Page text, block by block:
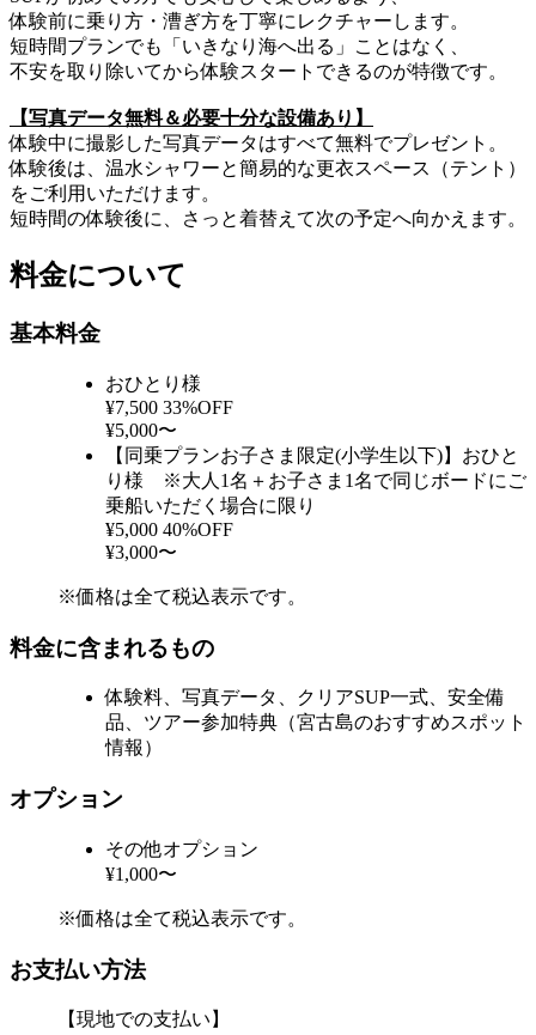
体験前に乗り方・漕ぎ方を丁寧にレクチャーします。
短時間プランでも「いきなり海へ出る」ことはなく、
不安を取り除いてから体験スタートできるのが特徴です。
【写真データ無料＆必要十分な設備あり】
体験中に撮影した写真データはすべて無料でプレゼント。
体験後は、温水シャワーと簡易的な更衣スペース（テント）
をご利用いただけます。
短時間の体験後に、さっと着替えて次の予定へ向かえます。
料金について
基本料金
おひとり様
¥7,500 33%OFF
¥5,000〜
【同乗プランお子さま限定(小学生以下)】おひと
り様 ※大人1名＋お子さま1名で同じボードにご
乗船いただく場合に限り
¥5,000 40%OFF
¥3,000〜
※価格は全て税込表示です。
料金に含まれるもの
体験料、写真データ、クリアSUP一式、安全備
品、ツアー参加特典（宮古島のおすすめスポット
情報）
オプション
その他オプション
¥1,000〜
※価格は全て税込表示です。
お支払い方法
【現地での支払い】